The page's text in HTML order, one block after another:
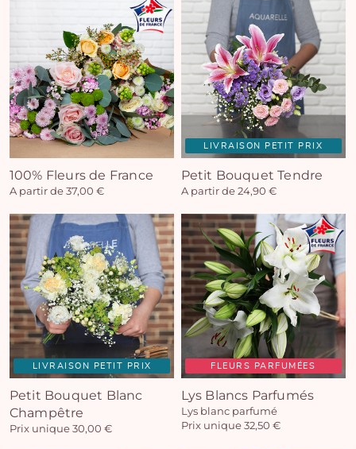
100% Fleurs de France
A partir de 37,00 €
LIVRAISON PETIT PRIX
Petit Bouquet Tendre
A partir de 24,90 €
LIVRAISON PETIT PRIX
Petit Bouquet Blanc
Champêtre
Prix unique 30,00 €
FLEURS PARFUMÉES
Lys Blancs Parfumés
Lys blanc parfumé
Prix unique 32,50 €